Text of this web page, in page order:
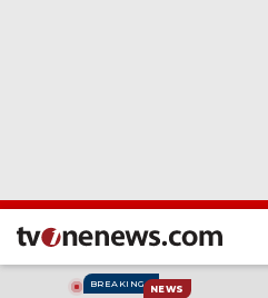
BREAKING NEWS